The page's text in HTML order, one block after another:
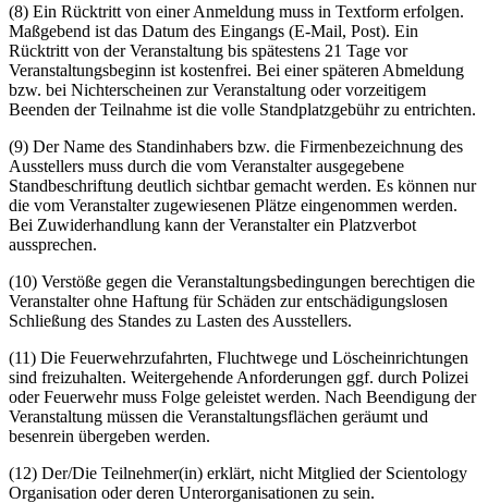
(8) Ein Rücktritt von einer Anmeldung muss in Textform erfolgen.
Maßgebend ist das Datum des Eingangs (E-Mail, Post). Ein
Rücktritt von der Veranstaltung bis spätestens 21 Tage vor
Veranstaltungsbeginn ist kostenfrei. Bei einer späteren Abmeldung
bzw. bei Nichterscheinen zur Veranstaltung oder vorzeitigem
Beenden der Teilnahme ist die volle Standplatzgebühr zu entrichten.
(9) Der Name des Standinhabers bzw. die Firmenbezeichnung des
Ausstellers muss durch die vom Veranstalter ausgegebene
Standbeschriftung deutlich sichtbar gemacht werden. Es können nur
die vom Veranstalter zugewiesenen Plätze eingenommen werden.
Bei Zuwiderhandlung kann der Veranstalter ein Platzverbot
aussprechen.
(10) Verstöße gegen die Veranstaltungsbedingungen berechtigen die
Veranstalter ohne Haftung für Schäden zur entschädigungslosen
Schließung des Standes zu Lasten des Ausstellers.
(11) Die Feuerwehrzufahrten, Fluchtwege und Löscheinrichtungen
sind freizuhalten. Weitergehende Anforderungen ggf. durch Polizei
oder Feuerwehr muss Folge geleistet werden. Nach Beendigung der
Veranstaltung müssen die Veranstaltungsflächen geräumt und
besenrein übergeben werden.
(12) Der/Die Teilnehmer(in) erklärt, nicht Mitglied der Scientology
Organisation oder deren Unterorganisationen zu sein.